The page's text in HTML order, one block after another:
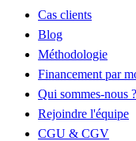
Cas clients
Blog
Méthodologie
Financement par
Qui sommes-nous ?
Rejoindre l'équipe
CGU & CGV